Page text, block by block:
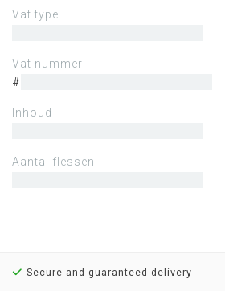
Vat type
Vat nummer
#
Inhoud
Aantal flessen
Secure and guaranteed delivery